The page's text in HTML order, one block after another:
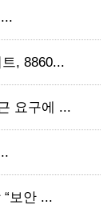
, 8860...
요구에 ...
보안 ...